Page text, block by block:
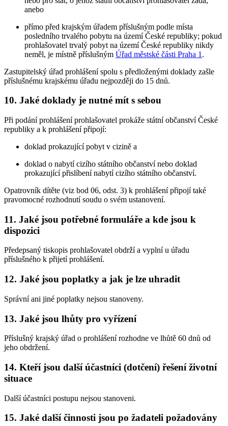
anebo
přímo před krajským úřadem příslušným podle místa
posledního trvalého pobytu na území České republiky; pokud
prohlašovatel trvalý pobyt na území České republiky nikdy
neměl, je místně příslušným Úřad městské části Praha 1 .
Zastupitelský úřad prohlášení spolu s předloženými doklady zašle
příslušnému krajskému úřadu nejpozději do 15 dnů.
10. Jaké doklady je nutné mít s sebou
Při podání prohlášení prohlašovatel prokáže státní občanství České
republiky a k prohlášení připojí:
doklad prokazující pobyt v cizině a
doklad o nabytí cizího státního občanství nebo doklad
prokazující přislíbení nabytí cizího státního občanství.
Opatrovník dítěte (viz bod 06, odst. 3) k prohlášení připojí také
pravomocné rozhodnutí soudu o svém ustanovení.
11. Jaké jsou potřebné formuláře a kde jsou k
dispozici
Předepsaný tiskopis prohlašovatel obdrží a vyplní u úřadu
příslušného k přijetí prohlášení.
12. Jaké jsou poplatky a jak je lze uhradit
Správní ani jiné poplatky nejsou stanoveny.
13. Jaké jsou lhůty pro vyřízení
Příslušný krajský úřad o prohlášení rozhodne ve lhůtě 60 dnů od
jeho obdržení.
14. Kteří jsou další účastníci (dotčení) řešení životní
situace
Další účastníci postupu nejsou stanoveni.
15. Jaké další činnosti jsou po žadateli požadovány